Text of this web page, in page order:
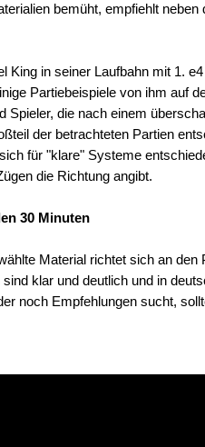
bemüht, empfiehlt
King in seiner Laufbahn mit 1.
Partiebeispiele von ihm auf
Spieler, die nach einem
der betrachteten Partien
für "klare" Systeme
die Richtung angibt.
30 Minuten
Material richtet sich an
klar und deutlich und in
noch Empfehlungen sucht,